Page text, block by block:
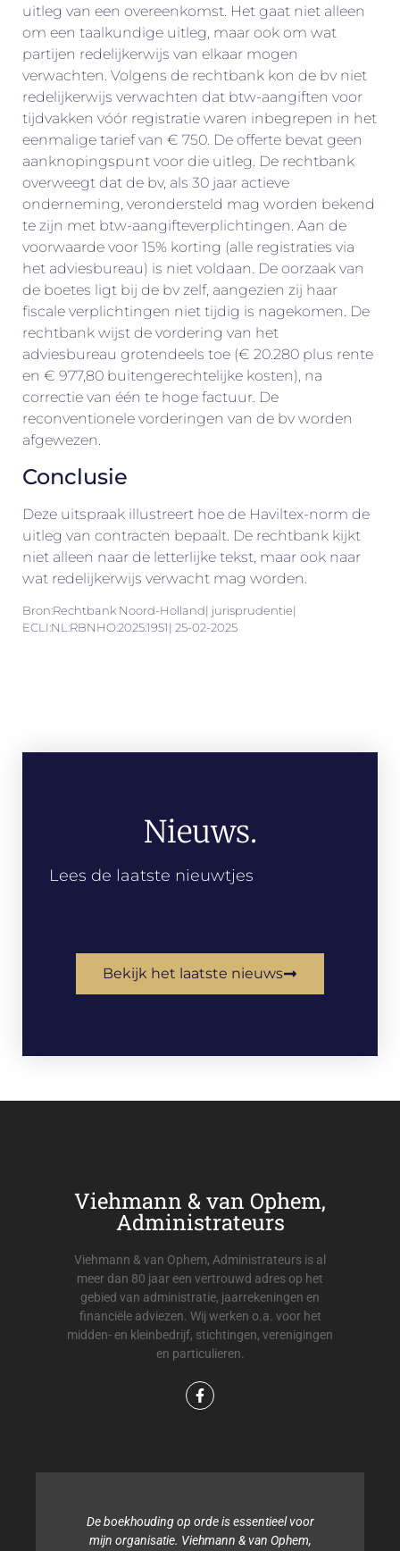
uitleg van een overeenkomst. Het gaat niet alleen
om een taalkundige uitleg, maar ook om wat
partijen redelijkerwijs van elkaar mogen
verwachten. Volgens de rechtbank kon de bv niet
redelijkerwijs verwachten dat btw-aangiften voor
tijdvakken vóór registratie waren inbegrepen in het
eenmalige tarief van € 750. De offerte bevat geen
aanknopingspunt voor die uitleg. De rechtbank
overweegt dat de bv, als 30 jaar actieve
onderneming, verondersteld mag worden bekend
te zijn met btw-aangifteverplichtingen. Aan de
voorwaarde voor 15% korting (alle registraties via
het adviesbureau) is niet voldaan. De oorzaak van
de boetes ligt bij de bv zelf, aangezien zij haar
fiscale verplichtingen niet tijdig is nagekomen. De
rechtbank wijst de vordering van het
adviesbureau grotendeels toe (€ 20.280 plus rente
en € 977,80 buitengerechtelijke kosten), na
correctie van één te hoge factuur. De
reconventionele vorderingen van de bv worden
afgewezen.
Conclusie
Deze uitspraak illustreert hoe de Haviltex-norm de
uitleg van contracten bepaalt. De rechtbank kijkt
niet alleen naar de letterlijke tekst, maar ook naar
wat redelijkerwijs verwacht mag worden.
Bron:Rechtbank Noord-Holland| jurisprudentie|
ECLI:NL:RBNHO:2025:1951| 25-02-2025
Nieuws.
Lees de laatste nieuwtjes
Bekijk het laatste nieuws
Viehmann & van Ophem,
Administrateurs
Viehmann & van Ophem, Administrateurs is al
meer dan 80 jaar een vertrouwd adres op het
gebied van administratie, jaarrekeningen en
financiële adviezen. Wij werken o.a. voor het
midden- en kleinbedrijf, stichtingen, verenigingen
en particulieren.
De boekhouding op orde is essentieel voor
mijn organisatie. Viehmann & van Ophem,